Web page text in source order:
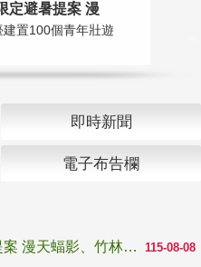
定避暑提案 漫
置100個青年壯遊
即時新聞
電子布告欄
115-08-08
青年壯遊點精選夏夜限定避暑提案 漫天蝠影、竹林尋蛙、茶香夜觀 邀青年暮色出發